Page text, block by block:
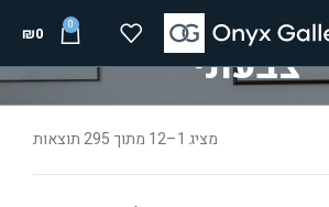
0
₪0
צבעוני
מציג 1–12 מתוך 295 תוצאות